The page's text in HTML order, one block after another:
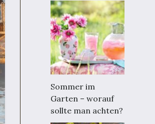
Sommer im
Garten – worauf
sollte man achten?